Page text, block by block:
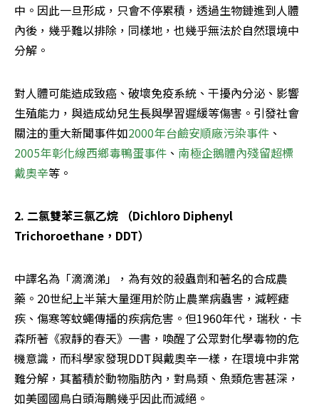
中。因此一旦形成，只會不停累積，透過生物鏈進到人體
內後，幾乎難以排除，同樣地，也幾乎無法於自然環境中
分解。
對人體可能造成致癌、破壞免疫系統、干擾內分泌、影響
生殖能力，與造成幼兒生長與學習遲緩等傷害。引發社會
關注的重大新聞事件如2000年台鹼安順廠污染事件 、
2005年彰化線西鄉毒鴨蛋事件 、 南極企鵝體內殘留超標
戴奧辛等。
2. 二氯雙苯三氯乙烷 （Dichloro Diphenyl
Trichoroethane，DDT）
中譯名為「滴滴涕」，為有效的殺蟲劑和著名的合成農
藥。20世紀上半葉大量運用於防止農業病蟲害，減輕瘧
疾、傷寒等蚊蠅傳播的疾病危害。但1960年代，瑞秋．卡
森所著《寂靜的春天》一書，喚醒了公眾對化學毒物的危
機意識，而科學家發現DDT與戴奧辛一樣，在環境中非常
難分解，其蓄積於動物脂肪內，對鳥類、魚類危害甚深，
如美國國鳥白頭海鵰幾乎因此而滅絕。